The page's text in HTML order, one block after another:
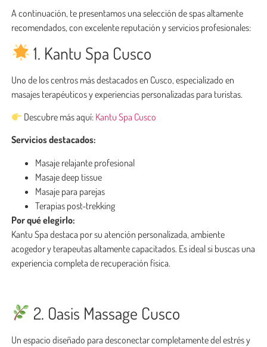
A continuación, te presentamos una selección de spas altamente
recomendados, con excelente reputación y servicios profesionales:
1. Kantu Spa Cusco
Uno de los centros más destacados en Cusco, especializado en
masajes terapéuticos y experiencias personalizadas para turistas.
Descubre más aquí: Kantu Spa Cusco
Servicios destacados:
Masaje relajante profesional
Masaje deep tissue
Masaje para parejas
Terapias post-trekking
Por qué elegirlo:
Kantu Spa destaca por su atención personalizada, ambiente
acogedor y terapeutas altamente capacitados. Es ideal si buscas una
experiencia completa de recuperación física.
2. Oasis Massage Cusco
Un espacio diseñado para desconectar completamente del estrés y